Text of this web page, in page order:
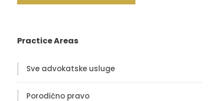
Practice Areas
Sve advokatske usluge
Porodično pravo